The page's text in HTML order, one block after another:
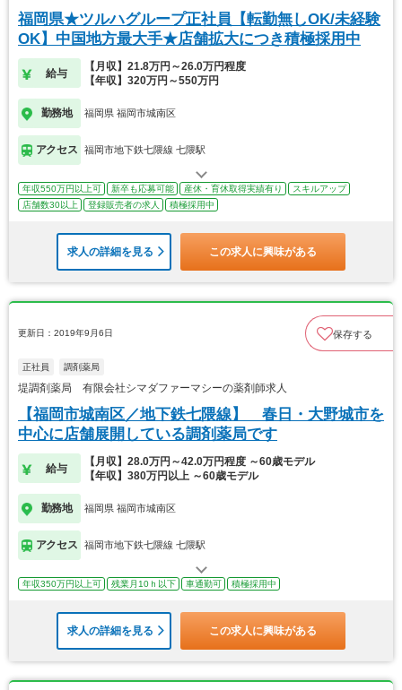
福岡県★ツルハグループ正社員【転勤無しOK/未経験
OK】中国地方最大手★店舗拡大につき積極採用中
給与
【月収】21.8万円～26.0万円程度
【年収】320万円～550万円
勤務地 福岡県 福岡市城南区
アクセス 福岡市地下鉄七隈線 七隈駅
年収550万円以上可 新卒も応募可能 産休・育休取得実績有り
スキルアップ
店舗数30以上
登録販売者の求人 積極採用中
求人の詳細を見る この求人に興味がある
更新日：2019年9月6日 保存する
正社員 調剤薬局
堤調剤薬局 有限会社シマダファーマシーの薬剤師求人
【福岡市城南区／地下鉄七隈線】 春日・大野城市を
中心に店舗展開している調剤薬局です
給与
【月収】28.0万円～42.0万円程度 ～60歳モデル
【年収】380万円以上 ～60歳モデル
勤務地 福岡県 福岡市城南区
アクセス 福岡市地下鉄七隈線 七隈駅
年収350万円以上可 残業月10ｈ以下 車通勤可 積極採用中
求人の詳細を見る この求人に興味がある